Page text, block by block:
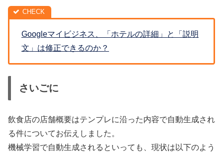
Googleマイビジネス、「ホテルの詳細」と「説明
文」は修正できるのか？
さいごに
飲食店の店舗概要はテンプレに沿った内容で自動生成され
る件についてお伝えしました。
機械学習で自動生成されるといっても、現状は以下のよう